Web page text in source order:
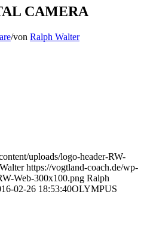
CAMERA
/von Ralph Walter
uploads/logo-header-RW-
https://vogtland-coach.de/wp-
Web-300x100.png Ralph
02-26 18:53:40OLYMPUS